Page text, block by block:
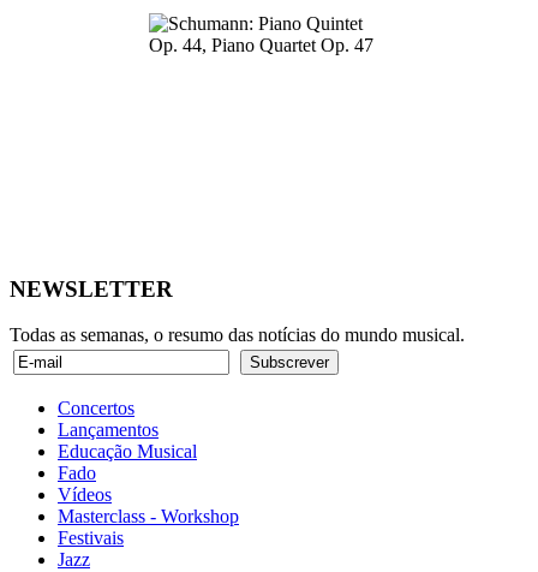
NEWSLETTER
Todas as semanas, o resumo das notícias do mundo musical.
Concertos
Lançamentos
Educação Musical
Fado
Vídeos
Masterclass - Workshop
Festivais
Jazz